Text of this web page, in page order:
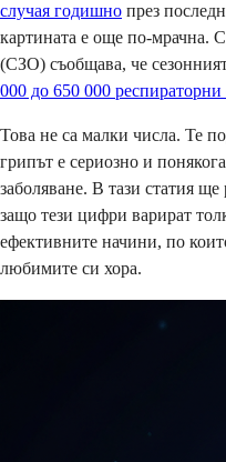
случая годишно през
картината е още по-мрачна.
(СЗО) съобщава, че
000 до 650 000
Това не са малки числа. Те
грипът е сериозно и
заболяване. В тази статия
защо тези цифри варират
ефективните начини, по
любимите си хора.